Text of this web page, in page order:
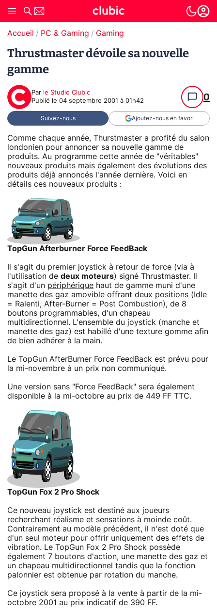
Accueil PC & Gaming Gaming
Thrustmaster dévoile sa nouvelle
gamme
Par le Studio Clubic
Publié le 04 septembre 2001 à 01h42 0
Suivez-nous Ajoutez-nous en favori
Comme chaque année, Thurstmaster a profité du salon
londonien pour annoncer sa nouvelle gamme de
produits. Au programme cette année de "véritables"
nouveaux produits mais également des évolutions des
produits déjà annoncés l'année dernière. Voici en
détails ces nouveaux produits :
TopGun Afterburner Force FeedBack
Il s'agit du premier joystick à retour de force (via à
l'utilisation de deux moteurs) signé Thrustmaster. Il
s'agit d'un périphérique haut de gamme muni d'une
manette des gaz amovible offrant deux positions (Idle
= Ralenti, After-Burner = Post Combustion), de 8
boutons programmables, d'un chapeau
multidirectionnel. L'ensemble du joystick (manche et
manette des gaz) est habillé d'une texture gomme afin
de bien adhérer à la main.
Le TopGun AfterBurner Force FeedBack est prévu pour
la mi-novembre à un prix non communiqué.
Une version sans "Force FeedBack" sera également
disponible à la mi-octobre au prix de 449 FF TTC.
TopGun Fox 2 Pro Shock
Ce nouveau joystick est destiné aux joueurs
recherchant réalisme et sensations à moinde coût.
Contrairement au modèle précédent, il n'est doté que
d'un seul moteur pour offrir uniquement des effets de
vibration. Le TopGun Fox 2 Pro Shock possède
également 7 boutons d'action, une manette des gaz et
un chapeau multidirectionnel tandis que la fonction
palonnier est obtenue par rotation du manche.
Ce joystick sera proposé à la vente à partir de la mi-
octobre 2001 au prix indicatif de 390 FF.